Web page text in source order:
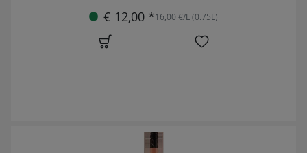
€ 12,00 *16,00 €/L (0.75L)